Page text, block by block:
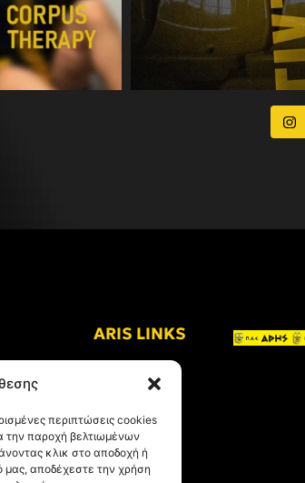
περιπτώσεις cookies
την παροχή βελτιωμένων
κλικ στο αποδοχή ή
μας, αποδέχεστε την χρήση
ARIS LINKS